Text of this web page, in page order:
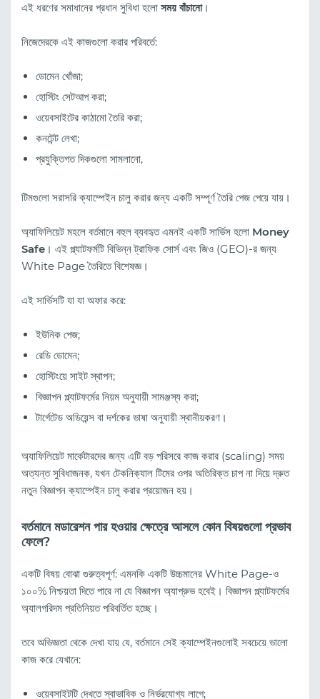
এই ধরণের সমাধানের প্রধান সুবিধা হলো সময় বাঁচানো।
নিজেদেরকে এই কাজগুলো করার পরিবর্তে:
ডোমেন খোঁজা;
হোস্টিং সেটআপ করা;
ওয়েবসাইটের কাঠামো তৈরি করা;
কনটেন্ট লেখা;
প্রযুক্তিগত দিকগুলো সামলানো,
টিমগুলো সরাসরি ক্যাম্পেইন চালু করার জন্য একটি সম্পূর্ণ তৈরি পেজ পেয়ে যায়।
অ্যাফিলিয়েট মহলে বর্তমানে বহুল ব্যবহৃত এমনই একটি সার্ভিস হলো Money
Safe । এই প্ল্যাটফর্মটি বিভিন্ন ট্রাফিক সোর্স এবং জিও (GEO)-র জন্য
White Page তৈরিতে বিশেষজ্ঞ।
এই সার্ভিসটি যা যা অফার করে:
ইউনিক পেজ;
রেডি ডোমেন;
হোস্টিংয়ে সাইট স্থাপন;
বিজ্ঞাপন প্ল্যাটফর্মের নিয়ম অনুযায়ী সামঞ্জস্য করা;
টার্গেটেড অডিয়েন্স বা দর্শকের ভাষা অনুযায়ী স্থানীয়করণ।
অ্যাফিলিয়েট মার্কেটারদের জন্য এটি বড় পরিসরে কাজ করার (scaling) সময়
অত্যন্ত সুবিধাজনক, যখন টেকনিক্যাল টিমের ওপর অতিরিক্ত চাপ না দিয়ে দ্রুত
নতুন বিজ্ঞাপন ক্যাম্পেইন চালু করার প্রয়োজন হয়।
বর্তমানে মডারেশন পার হওয়ার ক্ষেত্রে আসলে কোন বিষয়গুলো প্রভাব
ফেলে?
একটি বিষয় বোঝা গুরুত্বপূর্ণ: এমনকি একটি উচ্চমানের White Page-ও
১০০% নিশ্চয়তা দিতে পারে না যে বিজ্ঞাপন অ্যাপ্রুভ হবেই। বিজ্ঞাপন প্ল্যাটফর্মের
অ্যালগরিদম প্রতিনিয়ত পরিবর্তিত হচ্ছে।
তবে অভিজ্ঞতা থেকে দেখা যায় যে, বর্তমানে সেই ক্যাম্পেইনগুলোই সবচেয়ে ভালো
কাজ করে যেখানে:
ওয়েবসাইটটি দেখতে স্বাভাবিক ও নির্ভরযোগ্য লাগে;